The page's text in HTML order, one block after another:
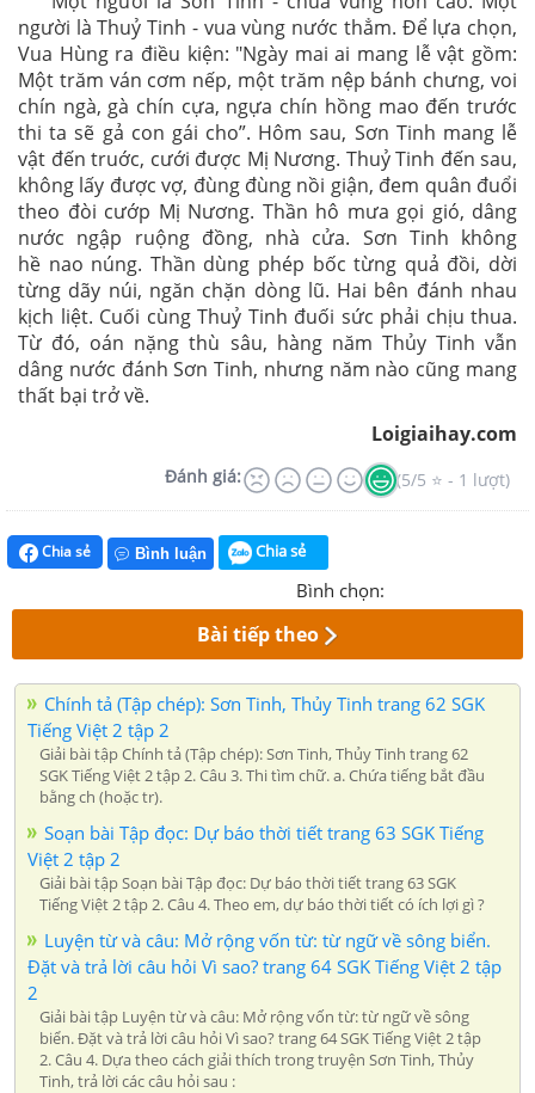
người là Thuỷ Tinh - vua vùng nước thẳm. Để lựa chọn,
Vua Hùng ra điều kiện: "Ngày mai ai mang lễ vật gồm:
Một trăm ván cơm nếp, một trăm nệp bánh chưng, voi
chín ngà, gà chín cựa, ngựa chín hồng mao đến trước
thi ta sẽ gả con gái cho”. Hôm sau, Sơn Tinh mang lễ
vật đến truớc, cưới được Mị Nương. Thuỷ Tinh đến sau,
không lấy được vợ, đùng đùng nồi giận, đem quân đuổi
theo đòi cướp Mị Nương. Thần hô mưa gọi gió, dâng
nước ngập ruộng đồng, nhà cửa. Sơn Tinh không
hề nao núng. Thần dùng phép bốc từng quả đồi, dời
từng dãy núi, ngăn chặn dòng lũ. Hai bên đánh nhau
kịch liệt. Cuối cùng Thuỷ Tinh đuối sức phải chịu thua.
Từ đó, oán nặng thù sâu, hàng năm Thủy Tinh vẫn
dâng nước đánh Sơn Tinh, nhưng năm nào cũng mang
thất bại trở về.
Loigiaihay.com
Đánh giá: (5/5 ⭐ - 1 lượt)
Chia sẻ Bình luận Chia sẻ
Bình chọn:
Bài tiếp theo
Chính tả (Tập chép): Sơn Tinh, Thủy Tinh trang 62 SGK
Tiếng Việt 2 tập 2
Giải bài tập Chính tả (Tập chép): Sơn Tinh, Thủy Tinh trang 62
SGK Tiếng Việt 2 tập 2. Câu 3. Thi tìm chữ. a. Chứa tiếng bắt đầu
bằng ch (hoặc tr).
Soạn bài Tập đọc: Dự báo thời tiết trang 63 SGK Tiếng
Việt 2 tập 2
Giải bài tập Soạn bài Tập đọc: Dự báo thời tiết trang 63 SGK
Tiếng Việt 2 tập 2. Câu 4. Theo em, dự báo thời tiết có ích lợi gì ?
Luyện từ và câu: Mở rộng vốn từ: từ ngữ về sông biển.
Đặt và trả lời câu hỏi Vì sao? trang 64 SGK Tiếng Việt 2 tập
2
Giải bài tập Luyện từ và câu: Mở rộng vốn từ: từ ngữ về sông
biển. Đặt và trả lời câu hỏi Vì sao? trang 64 SGK Tiếng Việt 2 tập
2. Câu 4. Dựa theo cách giải thích trong truyện Sơn Tinh, Thủy
Tinh, trả lời các câu hỏi sau :